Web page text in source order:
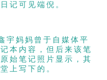
记可见端倪。
宇妈妈曾于自媒体平
本内容，但后来该笔
始笔记照片显示，其
上写下的。